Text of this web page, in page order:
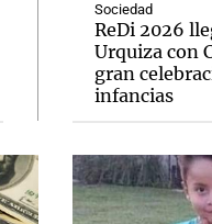
Sociedad
ReDi 2026
Urquiza con
gran
infancias